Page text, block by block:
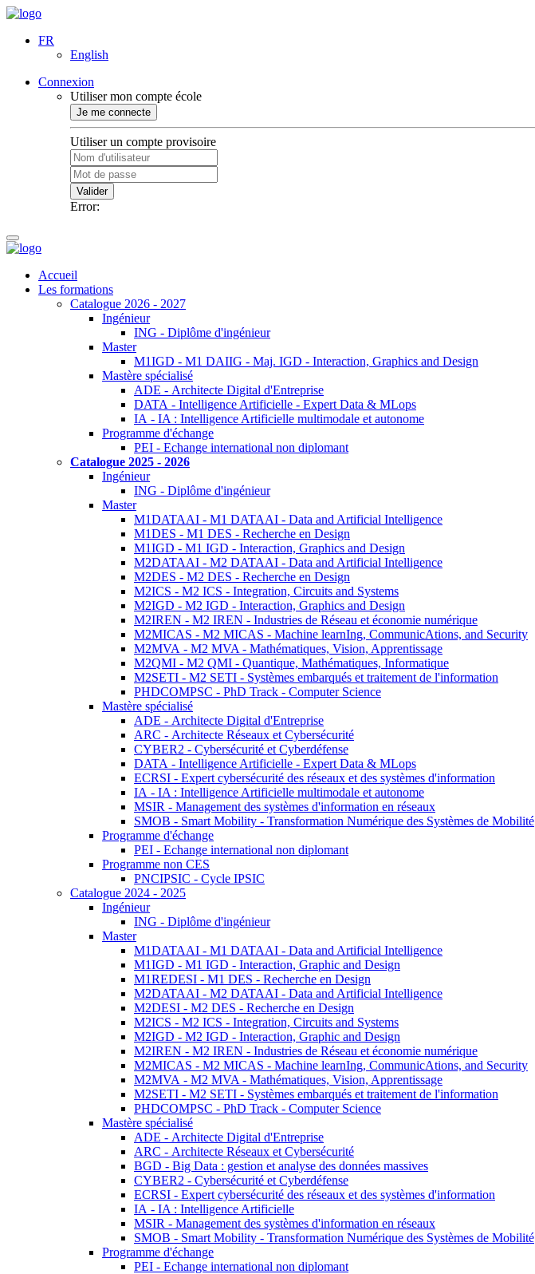
FR
English
Connexion
Utiliser mon compte école
Je me connecte
Utiliser un compte provisoire
Valider
Error:
Accueil
Les formations
Catalogue 2026 - 2027
Ingénieur
ING - Diplôme d'ingénieur
Master
M1IGD - M1 DAIIG - Maj. IGD - Interaction, Graphics and Design
Mastère spécialisé
ADE - Architecte Digital d'Entreprise
DATA - Intelligence Artificielle - Expert Data & MLops
IA - IA : Intelligence Artificielle multimodale et autonome
Programme d'échange
PEI - Echange international non diplomant
Catalogue 2025 - 2026
Ingénieur
ING - Diplôme d'ingénieur
Master
M1DATAAI - M1 DATAAI - Data and Artificial Intelligence
M1DES - M1 DES - Recherche en Design
M1IGD - M1 IGD - Interaction, Graphics and Design
M2DATAAI - M2 DATAAI - Data and Artificial Intelligence
M2DES - M2 DES - Recherche en Design
M2ICS - M2 ICS - Integration, Circuits and Systems
M2IGD - M2 IGD - Interaction, Graphics and Design
M2IREN - M2 IREN - Industries de Réseau et économie numérique
M2MICAS - M2 MICAS - Machine learnIng, CommunicAtions, and Security
M2MVA - M2 MVA - Mathématiques, Vision, Apprentissage
M2QMI - M2 QMI - Quantique, Mathématiques, Informatique
M2SETI - M2 SETI - Systèmes embarqués et traitement de l'information
PHDCOMPSC - PhD Track - Computer Science
Mastère spécialisé
ADE - Architecte Digital d'Entreprise
ARC - Architecte Réseaux et Cybersécurité
CYBER2 - Cybersécurité et Cyberdéfense
DATA - Intelligence Artificielle - Expert Data & MLops
ECRSI - Expert cybersécurité des réseaux et des systèmes d'information
IA - IA : Intelligence Artificielle multimodale et autonome
MSIR - Management des systèmes d'information en réseaux
SMOB - Smart Mobility - Transformation Numérique des Systèmes de Mobilité
Programme d'échange
PEI - Echange international non diplomant
Programme non CES
PNCIPSIC - Cycle IPSIC
Catalogue 2024 - 2025
Ingénieur
ING - Diplôme d'ingénieur
Master
M1DATAAI - M1 DATAAI - Data and Artificial Intelligence
M1IGD - M1 IGD - Interaction, Graphic and Design
M1REDESI - M1 DES - Recherche en Design
M2DATAAI - M2 DATAAI - Data and Artificial Intelligence
M2DESI - M2 DES - Recherche en Design
M2ICS - M2 ICS - Integration, Circuits and Systems
M2IGD - M2 IGD - Interaction, Graphic and Design
M2IREN - M2 IREN - Industries de Réseau et économie numérique
M2MICAS - M2 MICAS - Machine learnIng, CommunicAtions, and Security
M2MVA - M2 MVA - Mathématiques, Vision, Apprentissage
M2SETI - M2 SETI - Systèmes embarqués et traitement de l'information
PHDCOMPSC - PhD Track - Computer Science
Mastère spécialisé
ADE - Architecte Digital d'Entreprise
ARC - Architecte Réseaux et Cybersécurité
BGD - Big Data : gestion et analyse des données massives
CYBER2 - Cybersécurité et Cyberdéfense
ECRSI - Expert cybersécurité des réseaux et des systèmes d'information
IA - IA : Intelligence Artificielle
MSIR - Management des systèmes d'information en réseaux
SMOB - Smart Mobility - Transformation Numérique des Systèmes de Mobilité
Programme d'échange
PEI - Echange international non diplomant